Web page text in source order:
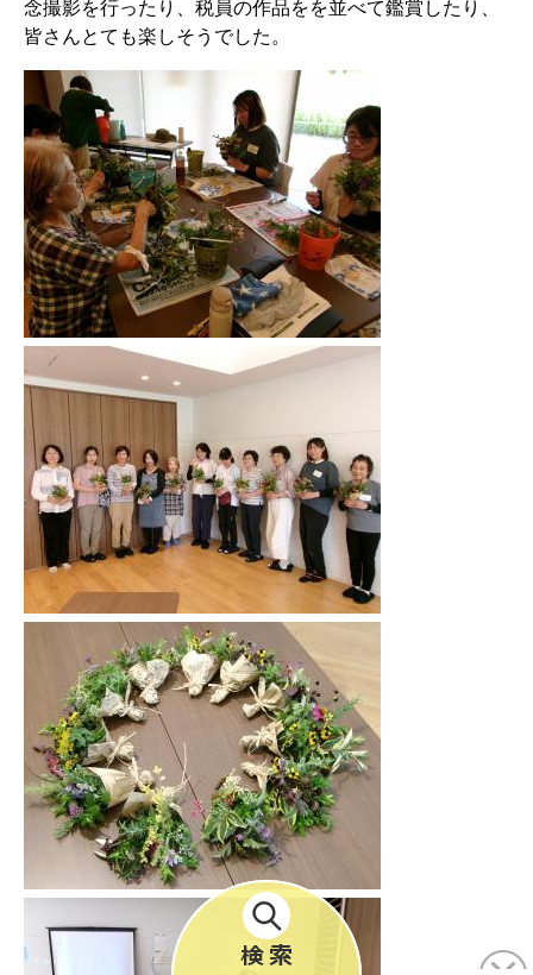
念撮影を行ったり、税員の作品をを並べて鑑賞したり、
皆さんとても楽しそうでした。